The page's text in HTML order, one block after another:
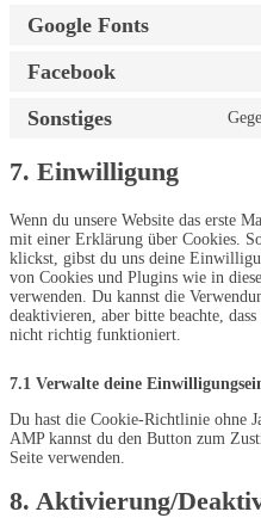
Google Fonts
Facebook
Sonstiges
7. Einwilligung
Wenn du unsere Website das erste
mit einer Erklärung über Cookies.
klickst, gibst du uns deine
von Cookies und Plugins wie in
verwenden. Du kannst die
deaktivieren, aber bitte beachte,
nicht richtig funktioniert.
7.1 Verwalte deine
Du hast die Cookie-Richtlinie ohne
AMP kannst du den Button zum
Seite verwenden.
8. Aktivierung/